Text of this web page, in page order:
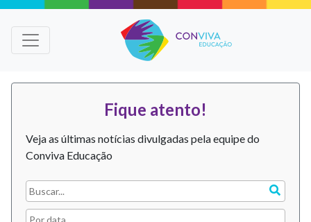
Fique atento!
Veja as últimas notícias divulgadas pela equipe do
Conviva Educação